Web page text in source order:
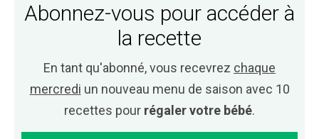
Abonnez-vous pour accéder à
la recette
En tant qu'abonné, vous recevrez chaque
mercredi un nouveau menu de saison avec 10
recettes pour régaler votre bébé.